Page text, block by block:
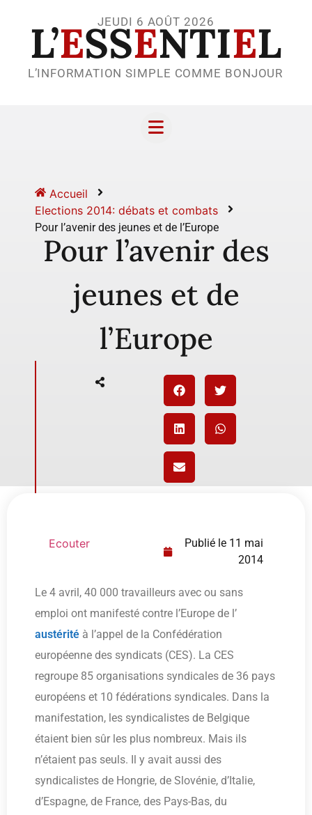
JEUDI 6 AOÛT 2026
L’ESSENTIEL
L’INFORMATION SIMPLE COMME BONJOUR
Accueil
Elections 2014: débats et combats
Pour l’avenir des jeunes et de l’Europe
Pour l’avenir des
jeunes et de
l’Europe
Ecouter Publié le 11 mai
2014
Le 4 avril, 40 000 travailleurs avec ou sans
emploi ont manifesté contre l’Europe de l’
austérité à l’appel de la Confédération
européenne des syndicats (CES). La CES
regroupe 85 organisations syndicales de 36 pays
européens et 10 fédérations syndicales. Dans la
manifestation, les syndicalistes de Belgique
étaient bien sûr les plus nombreux. Mais ils
n’étaient pas seuls. Il y avait aussi des
syndicalistes de Hongrie, de Slovénie, d’Italie,
d’Espagne, de France, des Pays-Bas, du